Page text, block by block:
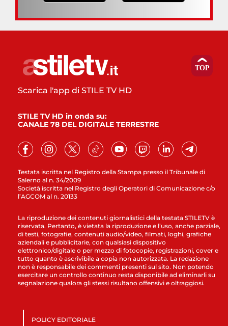
Testata iscritta nel Registro della Stampa presso il Tribunale di
Salerno al n. 34/2009
Società iscritta nel Registro degli Operatori di Comunicazione c/o
l’AGCOM al n. 20133
Scarica l'app di STILE TV HD
STILE TV HD in onda su:
CANALE 78 DEL DIGITALE TERRESTRE
La riproduzione dei contenuti giornalistici della testata STILETV è
riservata. Pertanto, è vietata la riproduzione e l’uso, anche parziale,
di testi, fotografie, contenuti audio/video, filmati, loghi, grafiche
aziendali e pubblicitarie, con qualsiasi dispositivo
elettronico/digitale o per mezzo di fotocopie, registrazioni, cover e
tutto quanto è ascrivibile a copia non autorizzata. La redazione
non è responsabile dei commenti presenti sul sito. Non potendo
esercitare un controllo continuo resta disponibile ad eliminarli su
segnalazione qualora gli stessi risultano offensivi e oltraggiosi.
POLICY EDITORIALE